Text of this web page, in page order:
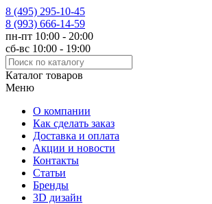
8 (495) 295-10-45
8 (993) 666-14-59
пн-пт 10:00 - 20:00
сб-вс 10:00 - 19:00
Каталог товаров
Меню
О компании
Как сделать заказ
Доставка и оплата
Акции и новости
Контакты
Статьи
Бренды
3D дизайн